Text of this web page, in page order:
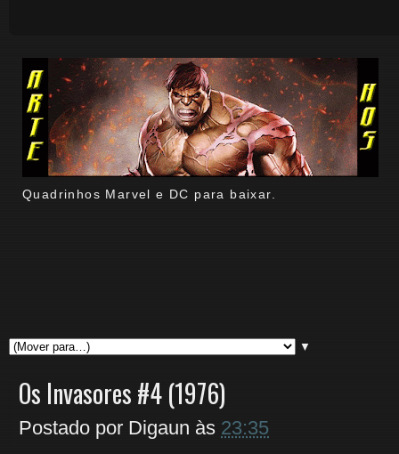
Quadrinhos Marvel e DC para baixar.
▼
Os Invasores #4 (1976)
Postado por Digaun às 23:35